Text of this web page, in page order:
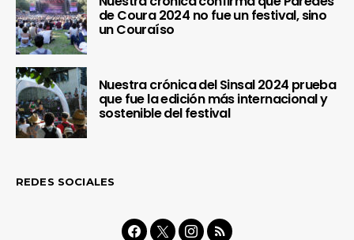
de Coura 2024 no fue un festival, sino
un Couraíso
Nuestra crónica del Sinsal 2024 prueba
que fue la edición más internacional y
sostenible del festival
REDES SOCIALES